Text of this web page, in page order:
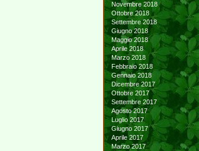
Novembre 2018
Ottobre 2018
Settembre 2018
Giugno 2018
Maggio 2018
Aprile 2018
Marzo 2018
Febbraio 2018
Gennaio 2018
Dicembre 2017
Ottobre 2017
Settembre 2017
Agosto 2017
Luglio 2017
Giugno 2017
Aprile 2017
Marzo 2017